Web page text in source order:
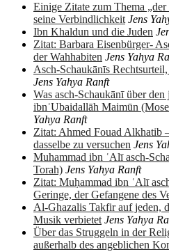
Einige Zitate zum Thema
seine Verbindlichkeit Jens
Ibn Khaldun und die Juden
Zitat: Barbara Eisenbürger-
der Wahhabiten Jens Yahya
Asch-Schaukānīs
Jens Yahya Ranft
Was asch-Schaukānī über
ibnʿUbaidallāh Maimūn
Yahya Ranft
Zitat: Ahmed Fouad Alkhatib
dasselbe zu versuchen Jens
Muhammad ibn ʿAlī asch-
Torah) Jens Yahya Ranft
Zitat: Muḥammad ibn ʿAlī
Geringe, der Gefangene des
Al-Ghazalis Takfir auf jeden,
Musik verbietet Jens Yahya
Über das Struggeln in der
außerhalb des angeblichen